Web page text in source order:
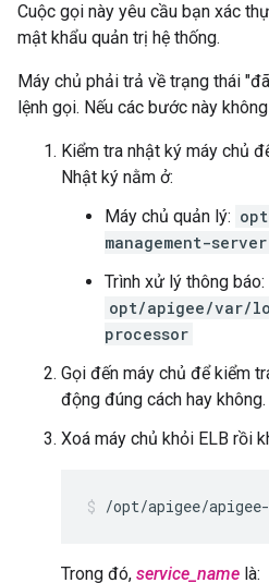
Cuộc gọi này yêu cầu bạn xác
mật khẩu quản trị hệ thống.
Máy chủ phải trả về trạng thái
lệnh gọi. Nếu các bước này
Kiểm tra nhật ký máy chủ
Nhật ký nằm ở:
Máy chủ quản lý:
management-server
Trình xử lý thông báo:
opt/apigee/var/
processor
Gọi đến máy chủ để kiểm
động đúng cách hay không.
Xoá máy chủ khỏi ELB rồi
/opt/apigee/
Trong đó, service_name là: